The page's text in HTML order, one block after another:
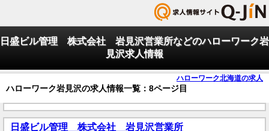
日盛ビル管理 株式会社 岩見沢営業所などのハローワーク岩
見沢求人情報
ハローワーク北海道の求人
ハローワーク岩見沢の求人情報一覧：8ページ目
日盛ビル管理 株式会社 岩見沢営業所